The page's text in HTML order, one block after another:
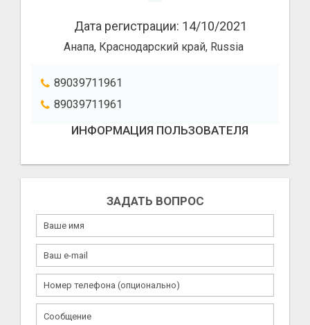
Дата регистрации: 14/10/2021
Анапа, Краснодарский край, Russia
89039711961
89039711961
ИНФОРМАЦИЯ ПОЛЬЗОВАТЕЛЯ
ЗАДАТЬ ВОПРОС